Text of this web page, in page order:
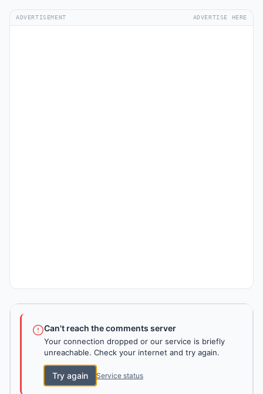
ADVERTISEMENT ADVERTISE HERE
Can't reach the comments server
Your connection dropped or our service is briefly
unreachable. Check your internet and try again.
Try again Service status